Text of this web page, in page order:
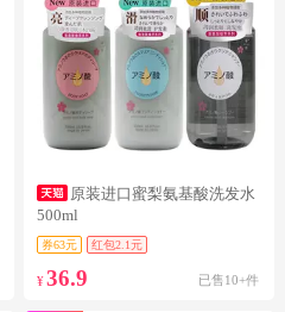
原装进口蜜梨氨基酸洗发水
500ml
券63元 红包2.1元
¥36.9 已售10+件